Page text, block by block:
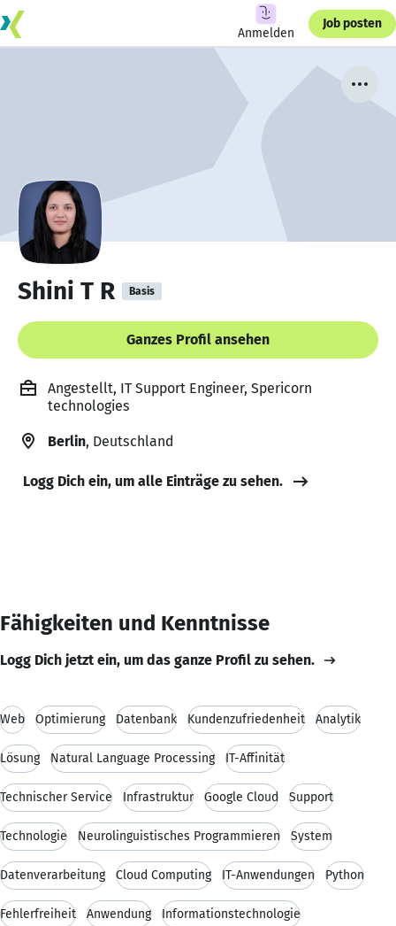
Anmelden
Job posten
Shini T R Basis
Ganzes Profil ansehen
Angestellt, IT Support Engineer, Spericorn
technologies
Berlin, Deutschland
Logg Dich ein, um alle Einträge zu sehen.
Fähigkeiten und Kenntnisse
Logg Dich jetzt ein, um das ganze Profil zu sehen.
Web Optimierung Datenbank Kundenzufriedenheit Analytik
Lösung Natural Language Processing IT-Affinität
Technischer Service Infrastruktur Google Cloud Support
Technologie Neurolinguistisches Programmieren System
Datenverarbeitung Cloud Computing IT-Anwendungen Python
Fehlerfreiheit Anwendung Informationstechnologie